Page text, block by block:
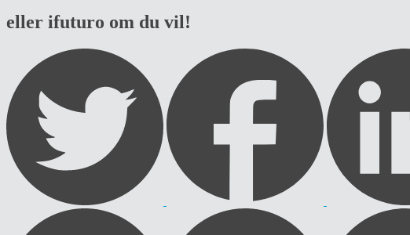
eller ifuturo om du vil!